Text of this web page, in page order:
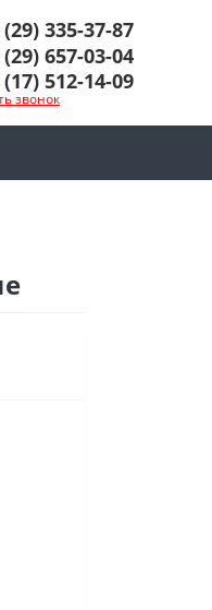
335-37-87
657-03-04
512-14-09
звонок